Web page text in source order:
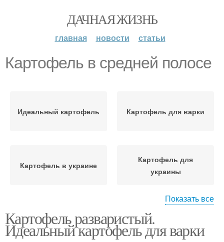
ДАЧНАЯ ЖИЗНЬ
главная новости статьи
Картофель в средней полосе
Идеальный картофель Картофель для варки
Картофель в украине
Картофель для
украины
Картофель по скорости Картофель для пюре
Показать все
Картофель разваристый.
Идеальный картофель для варки